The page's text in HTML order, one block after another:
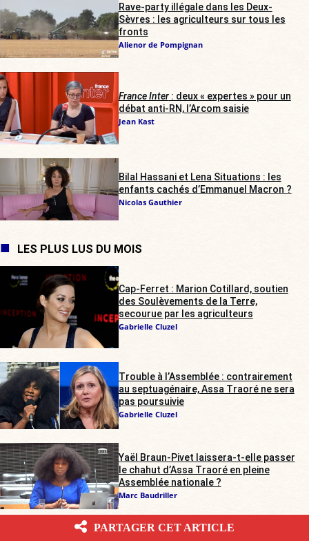
Rave-party illégale dans les Deux-
Sèvres : les agriculteurs sur tous les
fronts
Alienor de Pompignan
France Inter: deux « expertes » pour un
débat anti-RN, l’Arcom saisie
Jean Kast
Bilal Hassani et Lena Situations : les
enfants cachés d’Emmanuel Macron ?
Nicolas Gauthier
LES PLUS LUS DU MOIS
Cap-Ferret : Marion Cotillard, soutien
des Soulèvements de la Terre,
secourue par les agriculteurs
Gabrielle Cluzel
Trouble à l’Assemblée : contrairement
au septuagénaire, Assa Traoré ne sera
pas poursuivie
Gabrielle Cluzel
Yaël Braun-Pivet laissera-t-elle passer
le chahut d’Assa Traoré en pleine
Assemblée nationale ?
Marc Baudriller
PARTAGER CET ARTICLE